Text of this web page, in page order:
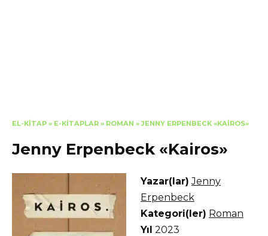
EL-KITAP » E-KITAPLAR » ROMAN »JENNY ERPENBECK «KAIROS»
Jenny Erpenbeck «Kairos»
Yazar(lar) Jenny
Erpenbeck
Kategori(ler) Roman
Yıl 2023